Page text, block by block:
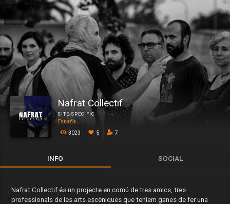
Nafrat Collectif
SITE-SPECIFIC
España
3023
5 7
INFO SOCIAL
Nafrat Collectif és un projecte en comú de tres amics, tres
professionals de les arts escèniques que teníem ganes de fer una